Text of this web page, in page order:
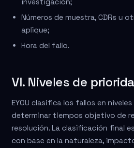
investigación;
Números de muestra, CDRs u
aplique;
Hora del fallo.
VI. Niveles de
EYOU clasifica los fallos en
determinar tiempos objetivo de
resolución. La clasificación final
con base en la naturaleza,